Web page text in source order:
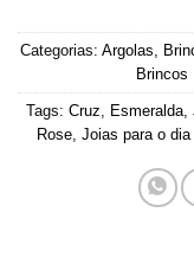
Categorias: Argolas,
Brincos
Tags: Cruz, Esmeralda,
Rose, Joias para o dia